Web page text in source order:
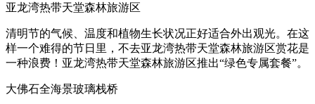
亚龙湾热带天堂森林旅游区
清明节的气候、温度和植物生长状况正好适合外出观光。在这
样一个难得的节日里，不去亚龙湾热带天堂森林旅游区赏花是
一种浪费！亚龙湾热带天堂森林旅游区推出“绿色专属套餐”。
大佛石全海景玻璃栈桥